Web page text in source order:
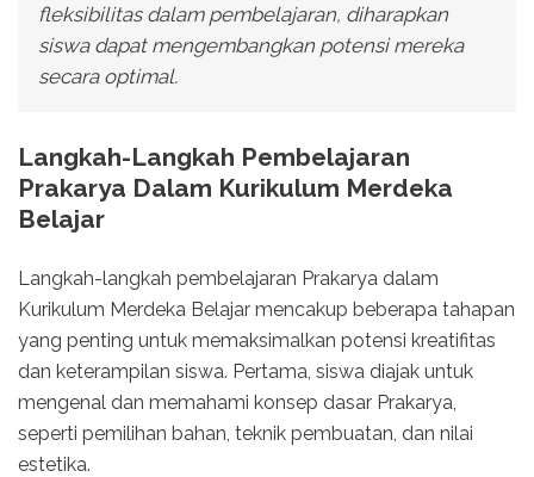
fleksibilitas dalam pembelajaran, diharapkan
siswa dapat mengembangkan potensi mereka
secara optimal.
Langkah-Langkah Pembelajaran
Prakarya Dalam Kurikulum Merdeka
Belajar
Langkah-langkah pembelajaran Prakarya dalam
Kurikulum Merdeka Belajar mencakup beberapa tahapan
yang penting untuk memaksimalkan potensi kreatifitas
dan keterampilan siswa. Pertama, siswa diajak untuk
mengenal dan memahami konsep dasar Prakarya,
seperti pemilihan bahan, teknik pembuatan, dan nilai
estetika.